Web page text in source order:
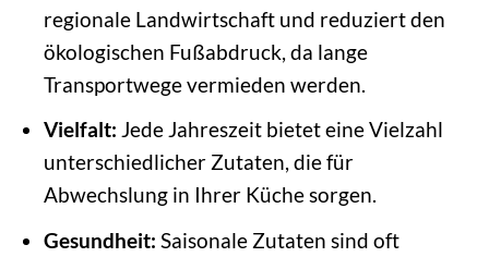
regionale Landwirtschaft und reduziert den
ökologischen Fußabdruck, da lange
Transportwege vermieden werden.
Vielfalt: Jede Jahreszeit bietet eine Vielzahl
unterschiedlicher Zutaten, die für
Abwechslung in Ihrer Küche sorgen.
Gesundheit: Saisonale Zutaten sind oft